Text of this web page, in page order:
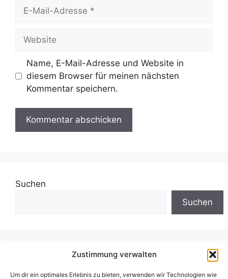
Zustimmung verwalten
Um dir ein optimales Erlebnis zu bieten, verwenden wir Technologien wie
Mail-
Name, E-Mail-Adresse und Website in
diesem Browser für meinen nächsten
Kommentar speichern.
Suchen
Suchen
Neueste Beiträge